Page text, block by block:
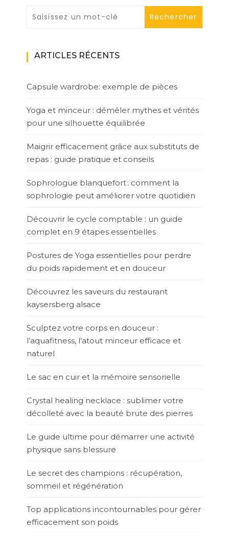
ARTICLES RÉCENTS
Capsule wardrobe: exemple de pièces
Yoga et minceur : démêler mythes et vérités
pour une silhouette équilibrée
Maigrir efficacement grâce aux substituts de
repas : guide pratique et conseils
Sophrologue blanquefort : comment la
sophrologie peut améliorer votre quotidien
Découvrir le cycle comptable : un guide
complet en 9 étapes essentielles
Postures de Yoga essentielles pour perdre
du poids rapidement et en douceur
Découvrez les saveurs du restaurant
kaysersberg alsace
Sculptez votre corps en douceur :
l’aquafitness, l’atout minceur efficace et
naturel
Le sac en cuir et la mémoire sensorielle
Crystal healing necklace : sublimer votre
décolleté avec la beauté brute des pierres
Le guide ultime pour démarrer une activité
physique sans blessure
Le secret des champions : récupération,
sommeil et régénération
Top applications incontournables pour gérer
efficacement son poids